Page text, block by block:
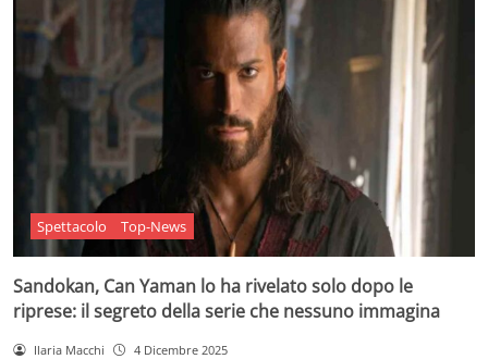
Spettacolo Top-News
Sandokan, Can Yaman lo ha rivelato solo dopo le
riprese: il segreto della serie che nessuno immagina
Ilaria Macchi 4 Dicembre 2025